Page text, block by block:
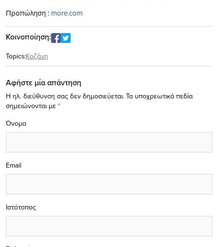
Προπώληση : more.com
Κοινοποίηση:
Topics:Κοζάνη
Αφήστε μία απάντηση
Η ηλ. διεύθυνση σας δεν δημοσιεύεται. Τα υποχρεωτικά πεδία
σημειώνονται με *
Όνομα
Email
Ιστότοπος